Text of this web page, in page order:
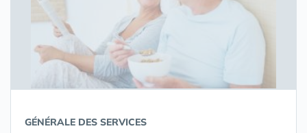
GÉNÉRALE DES SERVICES